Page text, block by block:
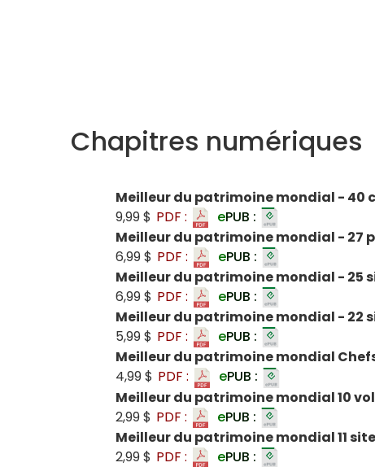
Chapitres numériques
Meilleur du patrimoine mondial - 40
9,99 $ PDF : ePUB :
Meilleur du patrimoine mondial - 27
6,99 $ PDF : ePUB :
Meilleur du patrimoine mondial - 25
6,99 $ PDF : ePUB :
Meilleur du patrimoine mondial - 22
5,99 $ PDF : ePUB :
Meilleur du patrimoine mondial
4,99 $ PDF : ePUB :
Meilleur du patrimoine mondial 10
2,99 $ PDF : ePUB :
Meilleur du patrimoine mondial 11
2,99 $ PDF : ePUB :